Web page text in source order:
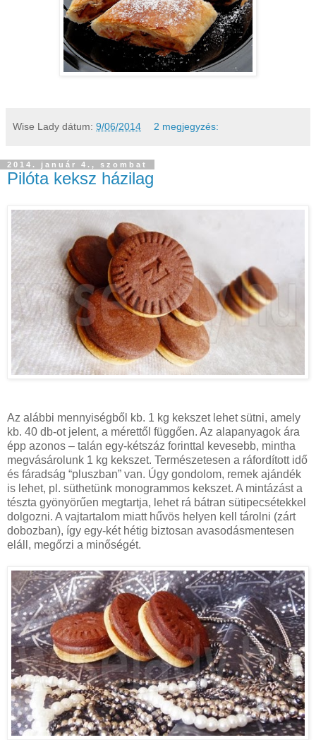
Wise Lady dátum: 9/06/2014 2 megjegyzés:
2014. január 4., szombat
Pilóta keksz házilag
Az alábbi mennyiségből kb. 1 kg kekszet lehet sütni, amely
kb. 40 db-ot jelent, a mérettől függően. Az alapanyagok ára
épp azonos – talán egy-kétszáz forinttal kevesebb, mintha
megvásárolunk 1 kg kekszet. Természetesen a ráfordított idő
és fáradság “pluszban” van. Úgy gondolom, remek ajándék
is lehet, pl. süthetünk monogrammos kekszet. A mintázást a
tészta gyönyörűen megtartja, lehet rá bátran sütipecsétekkel
dolgozni. A vajtartalom miatt hűvös helyen kell tárolni (zárt
dobozban), így egy-két hétig biztosan avasodásmentesen
eláll, megőrzi a minőségét.